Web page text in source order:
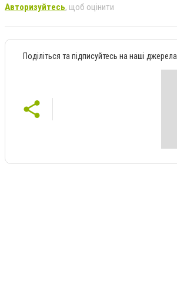
Авторизуйтесь, щоб оцінити
Поділіться та підписуйтесь на наші джерела